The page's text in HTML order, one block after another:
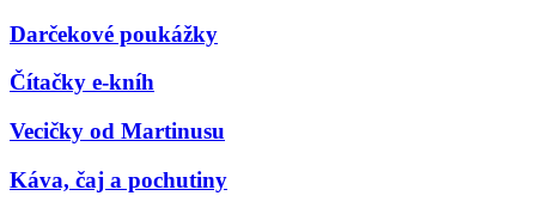
Darčekové poukážky
Čítačky e-kníh
Vecičky od Martinusu
Káva, čaj a pochutiny